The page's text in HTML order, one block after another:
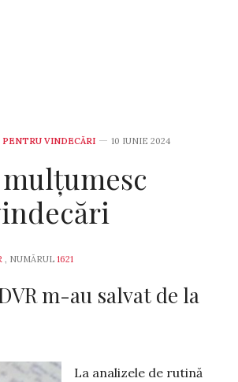
VINDECĂRI 10 IUNIE 2024
, NUMĂRUL 1621
m-au salvat de la
La analizele de rutină